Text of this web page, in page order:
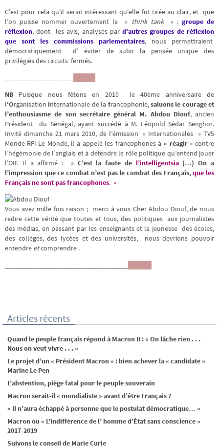
C’est pour cela qu’il serait intéressant qu’elle fut tirée au clair, et que
l’on puisse nommer ouvertement le » think tank» : groupe de
réflexion, dont les avis, analysés pard’autres groupes de réflexion
que sont les commissions parlementaires, nous permettraient
démocratiquement d’ éviter de subir la pensée unique des
privilégiés des circuits fermés.
NB Puisque nous fêtons en 2010 le 40ème anniversaire de
l‘Organisation internationale de la francophonie,saluons le courage et
l’enthousiasme de son secrétaire général M. Abdou Diouf, ancien
Président du Sénégal, ayant succédé à M. Léopold Sédar Senghor.
Invité dimanche 21 mars 2010, de l’émission » Internationales » TV5
Monde-RFI-Le Monde, il a appelé les francophones à« réagir» contre
l’hégémonie de l’anglais et à défendre le rôle politique qu’entend jouer
l’OIF. Il a affirmé : » C’est la faute de l’intelligentsia (…) On a
l’impression que ce combat n’est pas le combat des Français,que les
Français ne sont pas francophones. »
Vous avez mille fois raison ; merci à vous Cher Abdou Diouf, de nous
redire cette vérité que toutes et tous, des politiques aux journalistes
des médias, en passant par les enseignants et la jeunesse des écoles,
des collèges, des lycées et des universités, nous devrions pouvoir
entendre etcomprendre .
Articles récents
Quand le peuple français répond à Macron II : « On lâche rien . . .
Nous on veut vivre . . . »
Le projet d’un « Président Macron » : bien achever la « candidate »
Marine Le Pen
L’abstention, piège fatal pour le peuple souverain
Macron serait-il « mondialiste » avant d’être Français ?
« Il n’aura échappé à personne que le postulat démocratique… »
Macron ou « L’indifférence de l’ homme d’État sans conscience »
2017-2019
Suivons le conseil de Marie Curie